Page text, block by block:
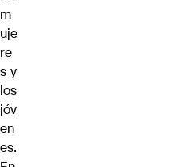
m
uje
re
s y
los
jóv
en
es.